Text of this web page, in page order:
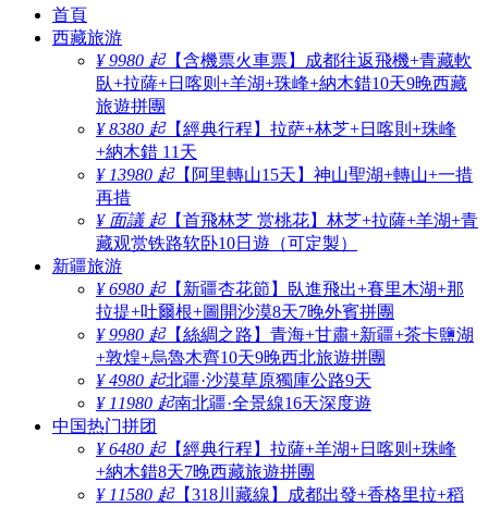
首頁
西藏旅游
¥ 9980 起【含機票火車票】成都往返飛機+青藏軟
臥+拉薩+日喀则+羊湖+珠峰+納木錯10天9晚西藏
旅遊拼團
¥ 8380 起【經典行程】拉萨+林芝+日喀則+珠峰
+納木錯 11天
¥ 13980 起【阿里轉山15天】神山聖湖+轉山+一措
再措
¥ 面議 起【首飛林芝 赏桃花】林芝+拉薩+羊湖+青
藏观赏铁路软卧10日遊（可定製）
新疆旅游
¥ 6980 起【新疆杏花節】臥進飛出+賽里木湖+那
拉提+吐爾根+圖開沙漠8天7晚外賓拼團
¥ 9980 起【絲綢之路】青海+甘肅+新疆+茶卡鹽湖
+敦煌+烏魯木齊10天9晚西北旅遊拼團
¥ 4980 起北疆·沙漠草原獨庫公路9天
¥ 11980 起南北疆·全景線16天深度遊
中国热门拼团
¥ 6480 起【經典行程】拉薩+羊湖+日喀则+珠峰
+納木錯8天7晚西藏旅遊拼團
¥ 11580 起【318川藏線】成都出發+香格里拉+稻